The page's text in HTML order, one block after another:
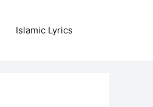
Islamic Lyrics